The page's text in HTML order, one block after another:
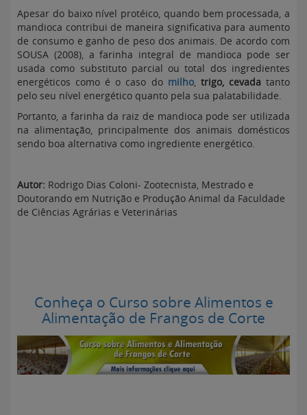
Apesar do baixo nível protéico, quando bem processada, a
mandioca contribui de maneira significativa para aumento
de consumo e ganho de peso dos animais. De acordo com
SOUSA (2008), a farinha integral de mandioca pode ser
usada como substituto parcial ou total dos ingredientes
energéticos como é o caso do milho, trigo, cevada tanto
pelo seu nível energético quanto pela sua palatabilidade.
Portanto, a farinha da raiz de mandioca pode ser utilizada
na alimentação, principalmente dos animais domésticos
sendo boa alternativa como ingrediente energético.
Autor: Rodrigo Dias Coloni- Zootecnista, Mestrado e
Doutorando em Nutrição e Produção Animal da Faculdade
de Ciências Agrárias e Veterinárias
Conheça o Curso sobre Alimentos e
Alimentação de Frangos de Corte